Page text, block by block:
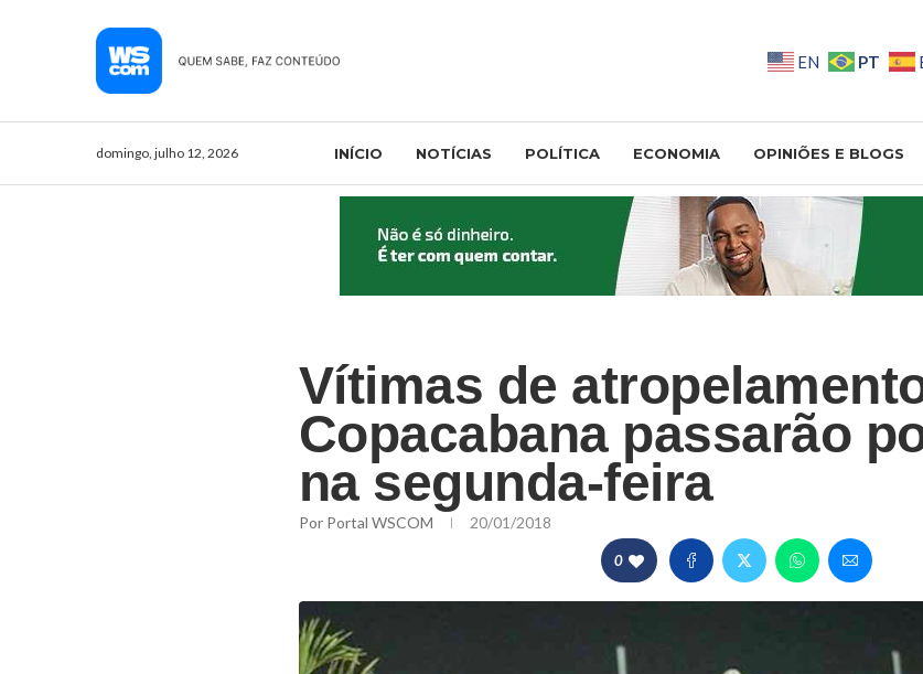
EN PT
domingo, julho 12, 2026 INÍCIO NOTÍCIAS POLÍTICA ECONOMIA OPINIÕES E BLOGS
Vítimas de
Copacabana passarão
na segunda-feira
Por Portal WSCOM 20/01/2018
0